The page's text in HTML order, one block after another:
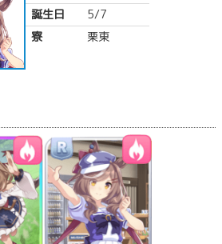
誕生日
5/7
寮
栗東